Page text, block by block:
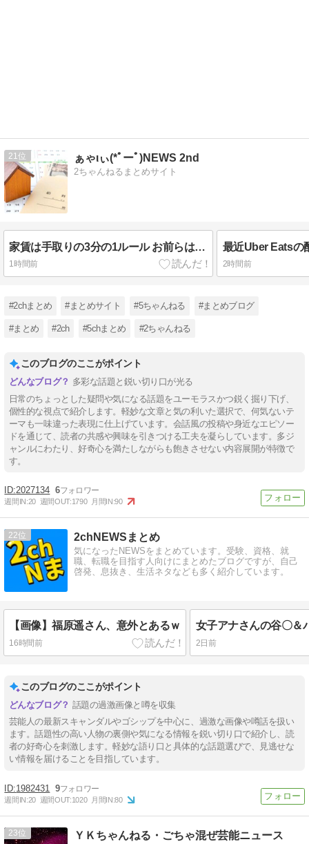
21 ぁゃιぃ(*ﾟーﾟ)NEWS 2nd
2ちゃんねるまとめサイト
家賃は手取りの3分の1ルール お前らはちゃんと守っているか？
1時間前 2時間前
#2chまとめ #まとめサイト #5ちゃんねる #まとめブログ
#まとめ #2ch #5chまとめ #2ちゃんねる
このブログのここがポイント
多彩な話題と鋭い切り口が光る
日常のちょっとした疑問や気になる話題をユーモラスかつ鋭く掘り下げ、
個性的な視点で紹介します。軽妙な文章と気の利いた選択で、何気ないテ
ーマも一味違った表現に仕上げています。会話風の投稿や身近なエピソー
ドを通じて、読者の共感や興味を引きつける工夫を凝らしています。多ジ
ャンルにわたり、好奇心を満たしながらも飽きさせない内容展開が特徴で
す。
2027134 6
週間IN:20 週間OUT:1790 月間IN:90
22 2chNEWSまとめ
気になったNEWSをまとめています。受験、資格、就
職、転職を目指す人向けにまとめたブログですが、自己
啓発、息抜き、生活ネタなども多く紹介しています。
【画像】福原遥さん、意外とあるｗ
16時間前 2日前
このブログのここがポイント
話題の過激画像と噂を収集
芸能人の最新スキャンダルやゴシップを中心に、過激な画像や噂話を扱い
ます。話題性の高い人物の裏側や気になる情報を鋭い切り口で紹介し、読
者の好奇心を刺激します。軽妙な語り口と具体的な話題選びで、見逃せな
い情報を届けることを目指しています。
1982431 9
週間IN:20 週間OUT:1020 月間IN:80
23 ＹＫちゃんねる・ごちゃ混ぜ芸能ニュース